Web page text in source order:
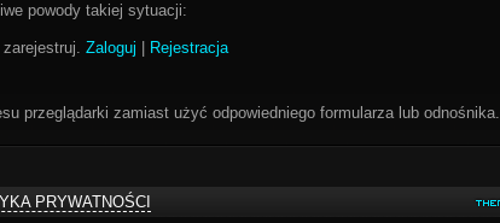
powody takiej sytuacji:
Zaloguj
Rejestracja
przeglądarki zamiast użyć odpowiedniego formularza lub odnośnika.
PRYWATNOŚCI